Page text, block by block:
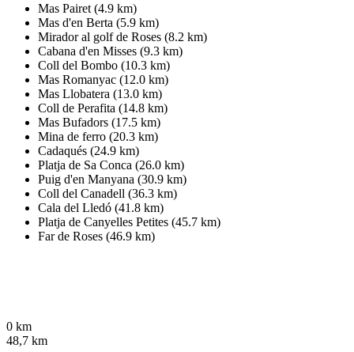
Mas Pairet (4.9 km)
Mas d'en Berta (5.9 km)
Mirador al golf de Roses (8.2 km)
Cabana d'en Misses (9.3 km)
Coll del Bombo (10.3 km)
Mas Romanyac (12.0 km)
Mas Llobatera (13.0 km)
Coll de Perafita (14.8 km)
Mas Bufadors (17.5 km)
Mina de ferro (20.3 km)
Cadaqués (24.9 km)
Platja de Sa Conca (26.0 km)
Puig d'en Manyana (30.9 km)
Coll del Canadell (36.3 km)
Cala del Lledó (41.8 km)
Platja de Canyelles Petites (45.7 km)
Far de Roses (46.9 km)
0 km
48,7 km